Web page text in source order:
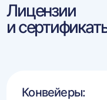
Лицензии
и
Конвейеры: